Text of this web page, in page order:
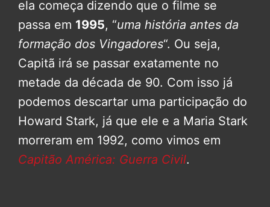
ela começa dizendo que o filme se
passa em 1995, “uma história antes da
formação dos Vingadores“. Ou seja,
Capitã irá se passar exatamente no
metade da década de 90. Com isso já
podemos descartar uma participação do
Howard Stark, já que ele e a Maria Stark
morreram em 1992, como vimos em
Capitão América: Guerra Civil.